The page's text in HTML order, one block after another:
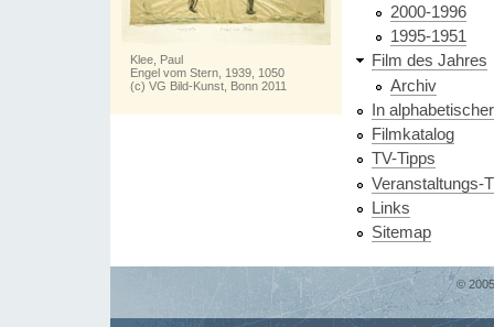
Klee, Paul
Engel vom Stern, 1939, 1050
(c) VG Bild-Kunst, Bonn 2011
2000-1996
1995-1951
Film des Jahres
Archiv
In
Filmkatalog
TV-Tipps
Veranstaltungs-
Links
Sitemap
©